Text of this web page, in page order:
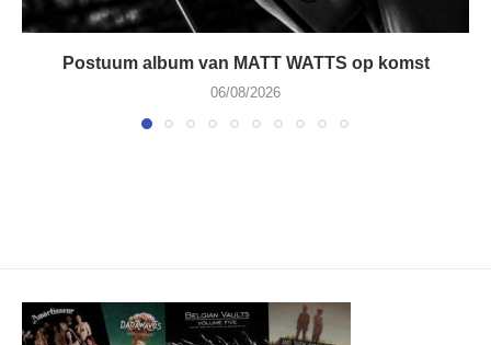
Postuum album van MATT WATTS op komst
06/08/2026